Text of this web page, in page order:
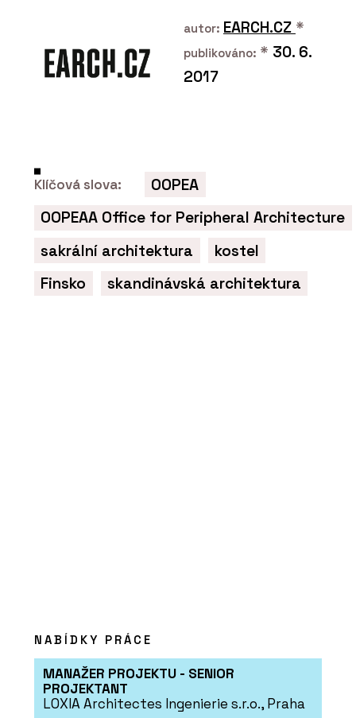
Sametový vinyl Flotex - Forbo
Linoleum na nábytek - Forbo Flooring
Systems
autor: EARCH.CZ *
publikováno: * 30. 6.
2017
Klíčová slova:
OOPEA
OOPEAA Office for Peripheral Architecture
sakrální architektura
kostel
Finsko
skandinávská architektura
NABÍDKY PRÁCE
MANAŽER PROJEKTU - SENIOR
PROJEKTANT
LOXIA Architectes Ingenierie s.r.o., Praha